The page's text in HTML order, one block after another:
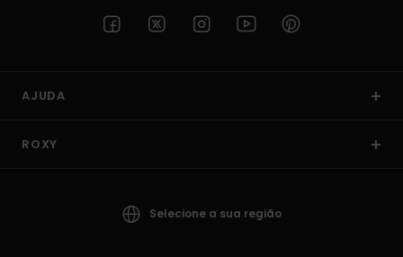
AJUDA
ROXY
Selecione a sua região